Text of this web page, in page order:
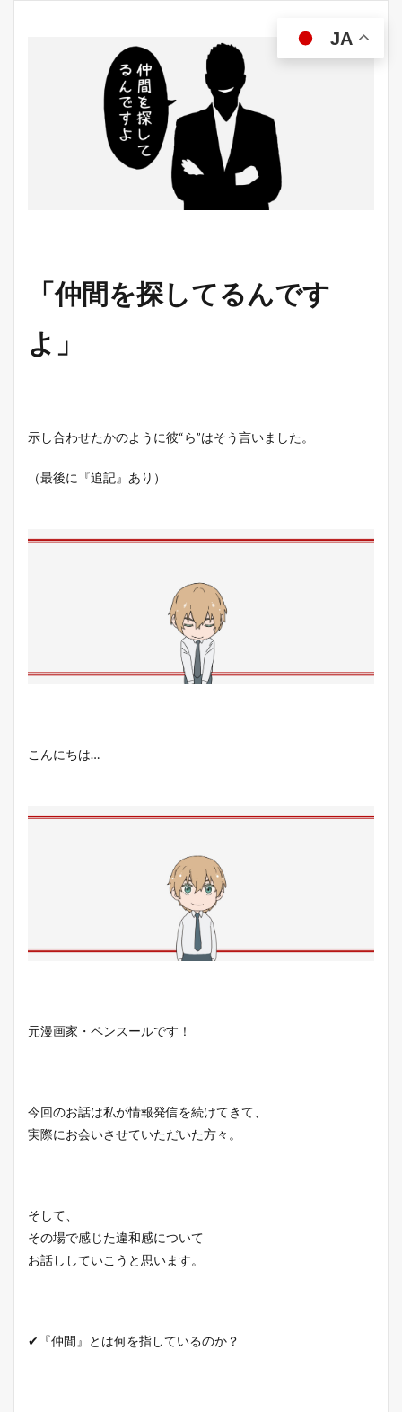
「仲間を探してるんです
よ」
示し合わせたかのように彼“ら”はそう言いました。
（最後に『追記』あり）
こんにちは…
元漫画家・ペンスールです！
今回のお話は私が情報発信を続けてきて、
実際にお会いさせていただいた方々。
そして、
その場で感じた違和感について
お話ししていこうと思います。
✔『仲間』とは何を指しているのか？
JA